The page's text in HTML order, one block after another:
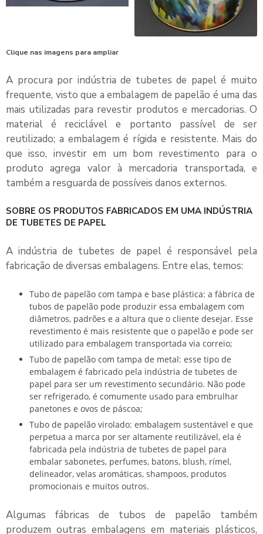
Clique nas imagens para ampliar
A procura por indústria de tubetes de papelé muito
frequente, visto que a embalagem de papelão é uma das
mais utilizadas para revestir produtos e mercadorias. O
material é reciclável e portanto passível de ser
reutilizado; a embalagem é rígida e resistente. Mais do
que isso, investir em um bom revestimento para o
produto agrega valor à mercadoria transportada, e
também a resguarda de possíveis danos externos.
SOBRE OS PRODUTOS FABRICADOS EM UMA INDÚSTRIA
DE TUBETES DE PAPEL
Aindústria de tubetes de papelé responsável pela
fabricação de diversas embalagens. Entre elas, temos:
Tubo de papelão com tampa e base plástica: a fábrica de
tubos de papelão pode produzir essa embalagem com
diâmetros, padrões e a altura que o cliente desejar. Esse
revestimento é mais resistente que o papelão e pode ser
utilizado para embalagem transportada via correio;
Tubo de papelão com tampa de metal: esse tipo de
embalagem é fabricado pela indústria de tubetes de
papel para ser um revestimento secundário. Não pode
ser refrigerado, é comumente usado para embrulhar
panetones e ovos de páscoa;
Tubo de papelão virolado: embalagem sustentável e que
perpetua a marca por ser altamente reutilizável, ela é
fabricada pela indústria de tubetes de papel para
embalar sabonetes, perfumes, batons, blush, rímel,
delineador, velas aromáticas, shampoos, produtos
promocionais e muitos outros.
Algumas fábricas de tubos de papelão também
produzem outras embalagens em materiais plásticos,